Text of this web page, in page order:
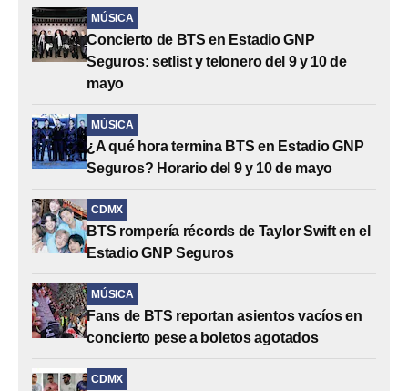
MÚSICA
Concierto de BTS en Estadio GNP
Seguros: setlist y telonero del 9 y 10 de
mayo
MÚSICA
¿A qué hora termina BTS en Estadio GNP
Seguros? Horario del 9 y 10 de mayo
CDMX
BTS rompería récords de Taylor Swift en el
Estadio GNP Seguros
MÚSICA
Fans de BTS reportan asientos vacíos en
concierto pese a boletos agotados
CDMX